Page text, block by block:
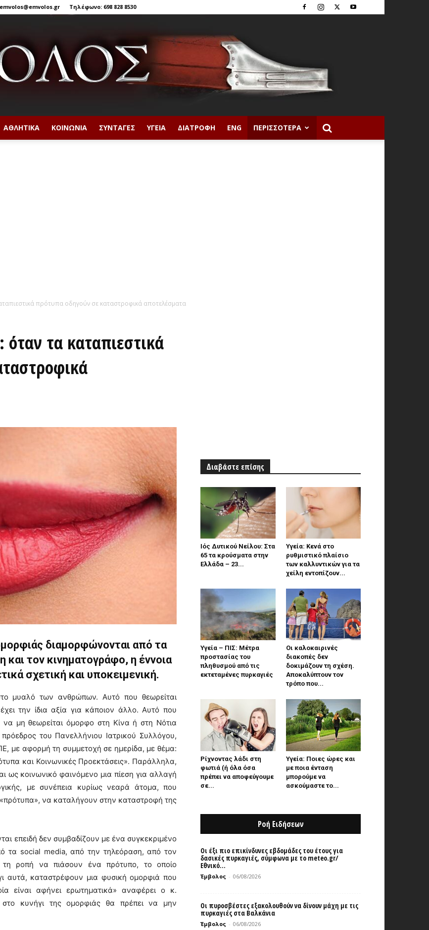
emvolos@emvolos.gr Τηλέφωνο: 698 828 8530
ΑΘΛΗΤΙΚΆ ΚΟΙΝΩΝΊΑ ΣΥΝΤΑΓΈΣ ΥΓΕΊΑ ΔΙΑΤΡΟΦΉ ENG ΠΕΡΙΣΣΌΤΕΡΑ
πρότυπα οδηγούν σε καταστροφικά αποτελέσματα
τα καταπιεστικά
διαμορφώνονται από τα
και τον κινηματογράφο, η έννοια
σχετική και υποκειμενική.
μυαλό των ανθρώπων. Αυτό που θεωρείται
την ίδια αξία για κάποιον άλλο. Αυτό που
μη θεωρείται όμορφο στη Κίνα ή στη Νότια
του Πανελλήνιου Ιατρικού Συλλόγου,
με αφορμή τη συμμετοχή σε ημερίδα, με θέμα:
και Κοινωνικές Προεκτάσεις». Παράλληλα,
ως κοινωνικό φαινόμενο μια πίεση για αλλαγή
με συνέπεια κυρίως νεαρά άτομα, που
να καταλήγουν στην καταστροφή της
επειδή δεν συμβαδίζουν με ένα συγκεκριμένο
τα social media, από την τηλεόραση, από τον
ροπή να πιάσουν ένα πρότυπο, το οποίο
αυτά, καταστρέφουν μια φυσική ομορφιά που
είναι αφήνει ερωτηματικά» αναφέρει ο κ.
στο κυνήγι της ομορφιάς θα πρέπει να μην
Διαβάστε επίσης
Ιός Δυτικού Νείλου: Στα
65 τα κρούσματα στην
Ελλάδα – 23...
Υγεία: Κενά στο
ρυθμιστικό πλαίσιο
των καλλυντικών για τα
χείλη εντοπίζουν...
Υγεία – ΠΙΣ: Μέτρα
προστασίας του
πληθυσμού από τις
εκτεταμένες πυρκαγιές
Οι καλοκαιρινές
διακοπές δεν
δοκιμάζουν τη σχέση.
Αποκαλύπτουν τον
τρόπο που...
Ρίχνοντας λάδι στη
φωτιά (ή όλα όσα
πρέπει να αποφεύγουμε
σε...
Υγεία: Ποιες ώρες και
με ποια ένταση
μπορούμε να
ασκούμαστε το...
Ροή Ειδήσεων
Οι έξι πιο επικίνδυνες εβδομάδες του έτους για
δασικές πυρκαγιές, σύμφωνα με το meteo.gr/
Εθνικό...
Έμβολος - 06/08/2026
Οι πυροσβέστες εξακολουθούν να δίνουν μάχη με τις
πυρκαγιές στα Βαλκάνια
Έμβολος - 06/08/2026